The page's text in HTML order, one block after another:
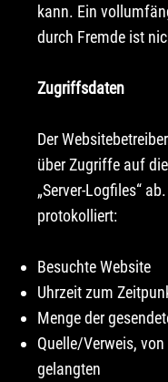
kann. Ein
durch Fremde ist
Zugriffsdaten
Der
über Zugriffe auf
„Server-Logfiles“
protokolliert:
Besuchte Website
Uhrzeit zum
Menge der
Quelle/Verweis,
gelangten